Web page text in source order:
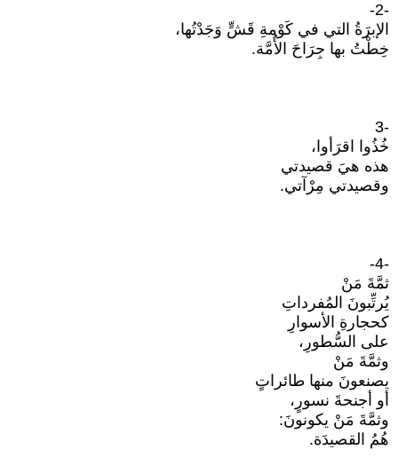
-2-
الإبرَةُ التي في كَوْمةِ قَشٍّ وَجَدْتُها،
خِطْتُ بها جِرَاحَ الأُمَّة.
-3
خُذُوا اقرَأوا،
هذه هيَ قصيدتي
وقصيدتي مِرْآتي.
-4-
ثمَّةَ مَنْ
يُرتِّبونَ المُفرداتِ
كحجارةِ الأسوارِ
على السُّطورِ،
وثمَّةَ مَنْ
يصنعونَ منها طائراتٍ
أو أجنحةَ نسورٍ،
وثمَّةَ مَنْ يكونونَ:
هُمُ القصيدَة.